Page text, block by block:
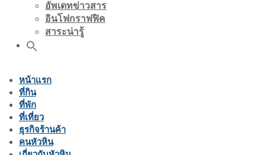
อัพเดทข่าวสาร
อินโฟกราฟฟิค
สาระน่ารู้
หน้าแรก
ที่กิน
ที่พัก
ที่เที่ยว
ธุรกิจร้านค้า
คนหัวหิน